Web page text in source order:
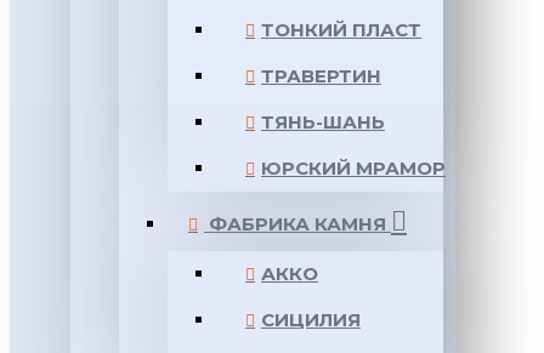
ТОНКИЙ ПЛАСТ
ТРАВЕРТИН
ТЯНЬ-ШАНЬ
ЮРСКИЙ МРАМОР
ФАБРИКА КАМНЯ
АККО
СИЦИЛИЯ